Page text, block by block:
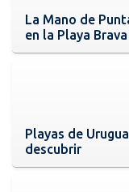
La Mano de
en la Playa Brava
Playas de
descubrir